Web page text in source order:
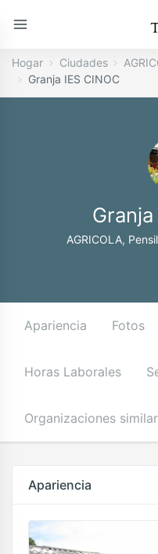
Hogar Ciudades
Granja IES CINOC
Granja
AGRICOLA,
Apariencia Fotos
Horas Laborales
Organizaciones
Apariencia